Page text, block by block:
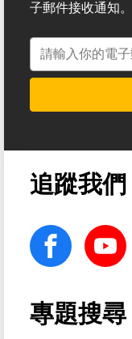
子郵件接收通知。
電子郵件地址
追蹤我們
facebook Youtube
專題搜尋